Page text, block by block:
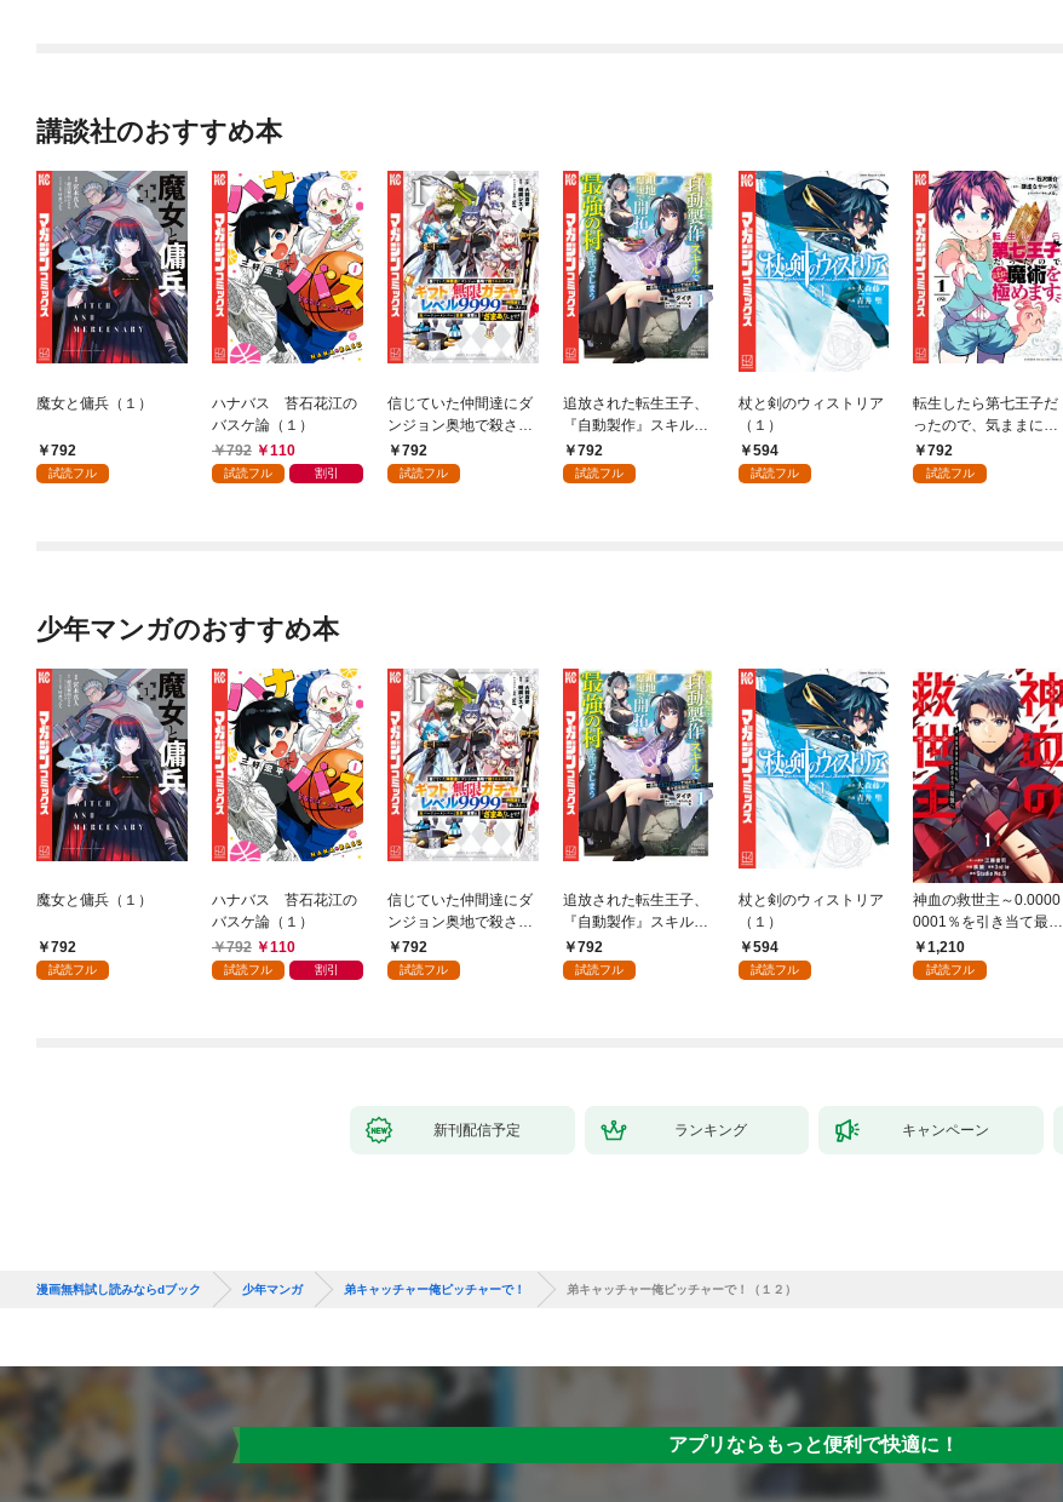
講談社のおすすめ本
魔女と傭兵（１）
792
試読フル
ハナバス 苔石花江の
バスケ論（１）
792
110
試読フル 割引
信じていた仲間達にダ
ンジョン奥地で殺され
かけたがギフト『無限
ガチャ』でレベル９９
792
試読フル
追放された転生王子、
『自動製作』スキルで
領地を爆速で開拓し最
強の村を作ってしまう
792
試読フル
杖と剣のウィストリア
（１）
594
試読フル
転生したら第七王子だ
ったので、気ままに魔
術を極めます（１）
792
試読フル
少年マンガのおすすめ本
魔女と傭兵（１）
792
試読フル
ハナバス 苔石花江の
バスケ論（１）
792
110
試読フル 割引
信じていた仲間達にダ
ンジョン奥地で殺され
かけたがギフト『無限
ガチャ』でレベル９９
792
試読フル
追放された転生王子、
『自動製作』スキルで
領地を爆速で開拓し最
強の村を作ってしまう
792
試読フル
杖と剣のウィストリア
（１）
594
試読フル
神血の救世主～0.0000
0001％を引き当て最強
へ～【電子書籍特典
付】（１）
1,210
試読フル
新刊配信予定 ランキング キャンペーン
漫画無料試し読みならdブック 少年マンガ 弟キャッチャー俺ピッチャーで！ 弟キャッチャー俺ピッチャーで！（１２）
アプリならもっと便利で快適に！